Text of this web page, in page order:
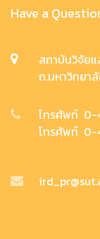
Have a
สถาบันวิจัยแ
ถ.มหาวิทยา
โทรศัพท์ 0-
โทรศัพท์ 0-